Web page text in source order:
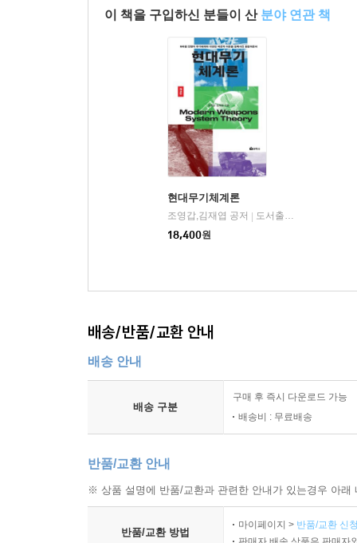
이 책을 구입하신 분들이 산 분야 연관 책
현대무기체계론
조영갑,김재엽 공저 | 도서출판 선학사
18,400원
배송/반품/교환 안내
배송 안내
배송 구분
구매 후 즉시 다운로드 가능
배송비 : 무료배송
반품/교환 안내
※ 상품 설명에 반품/교환과 관련한 안내가 있는경우 아
반품/교환 방법
마이페이지 > 반품/교환 신